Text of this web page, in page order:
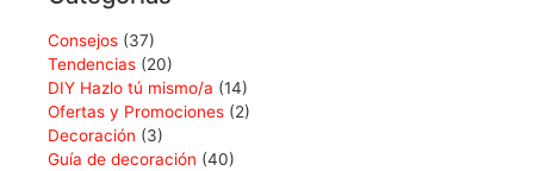
Consejos (37)
Tendencias (20)
DIY Hazlo tú mismo/a (14)
Ofertas y Promociones (2)
Decoración (3)
Guía de decoración (40)